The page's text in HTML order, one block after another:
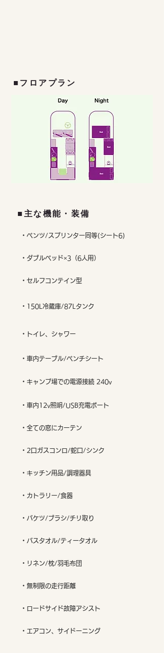
■フロアプラン
■主な機能・装備
・ベンツ/スプリンター同等(シート6)
・ダブルベッド×3（6人用）
・セルフコンテイン型
・150L冷蔵庫/87Lタンク
・トイレ、シャワー
・車内テーブル/ベンチシート
・キャンプ場での電源接続 240v
・車内12v照明/USB充電ポート
・全ての窓にカーテン
・2口ガスコンロ/蛇口/シンク
・キッチン用品/調理器具
・カトラリー/食器
・バケツ/ブラシ/チリ取り
・バスタオル/ティータオル
・リネン/枕/羽毛布団
・無制限の走行距離
・ロードサイド故障アシスト
・エアコン、サイドーニング